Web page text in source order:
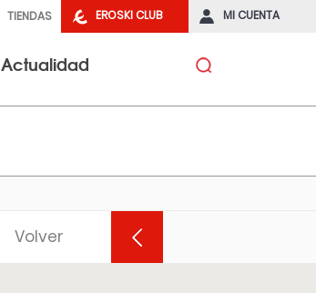
EROSKI CLUB MI CUENTA
TIENDAS
Actualidad
Volver